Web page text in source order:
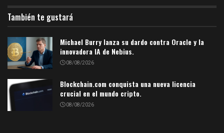
También te gustará
Michael Burry lanza su dardo contra Oracle y la
innovadora IA de Nebius.
08/08/2026
Blockchain.com conquista una nueva licencia
crucial en el mundo cripto.
08/08/2026